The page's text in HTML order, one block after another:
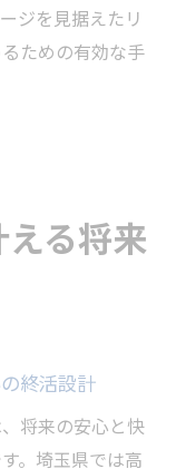
ジを見据えたリ
ための有効な手
る将来
終活設計
将来の安心と快
。埼玉県では高